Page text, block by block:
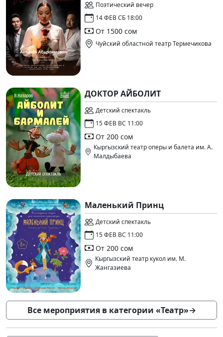
Поэтический вечер
14 ФЕВ СБ 18:00
От 1500 сом
Чуйский областной театр Термечикова
ДОКТОР АЙБОЛИТ
Детский спектакль
15 ФЕВ ВС 11:00
От 200 сом
Кыргызский театр оперы и балета им. А.
Малдыбаева
Маленький Принц
Детский спектакль
15 ФЕВ ВС 11:00
От 200 сом
Кыргызский театр кукол им. М.
Жангазиева
Все мероприятия в категории «Театр»→